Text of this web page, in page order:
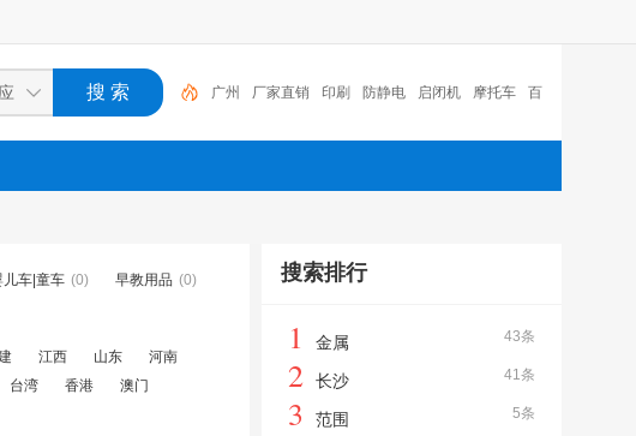
广州 厂家直销 印刷 防静电 启闭机 摩托车 百
福 咏玖进出口 体验桌 扑克
儿车|童车 (0) 早教用品 (0)
江西 山东
河南
台湾 香港 澳门
搜索排行
43条
1 金属
41条
2 长沙
5条
3 范围